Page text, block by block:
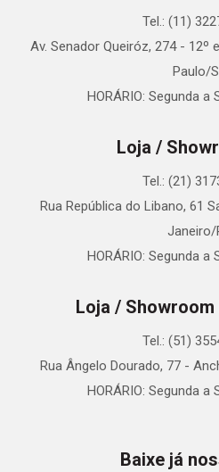
Tel.: (11)
Av. Senador Queiróz, 274 - 12º
Paulo/
HORÁRIO: Segunda a
Loja /
Tel.: (21)
Rua República do Libano, 61
Janeiro/
HORÁRIO: Segunda a
Loja /
Tel.: (51)
Rua Ângelo Dourado, 77 -
HORÁRIO: Segunda a
Baixe já